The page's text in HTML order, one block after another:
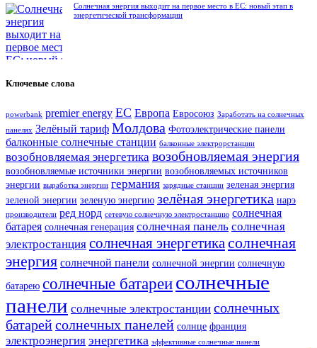
Солнечная энергия выходит на первое место в ЕС: новый этап в
энергетической трансформации
Ключевые слова
powerbank premier energy ЕС Европа Евросоюз Заработать на солнечных
панелях Зелёный тариф Молдова Фотоэлектрические панели
балконные солнечные станции балконные электрорстанции
возобновляемая энергетика возобновляемая энергия
возобновляемые источники энергии возобновляемых источников
энергии выработка энергии германия зарядные станции зеленая энергия
зеленой энергии зеленую энергию зелёная энергетика нарэ
производители ред норд сетевую солнечную электростанцию солнечная
батарея солнечная генерация солнечная панель солнечная
электростанция солнечная энергетика солнечная
энергия солнечной панели солнечной энергии солнечную
батарею солнечные батареисолнечные
панели солнечные электростанции солнечных
батарейсолнечных панелей солнце франция
электроэнергия энергетика эффективные солнечные панели